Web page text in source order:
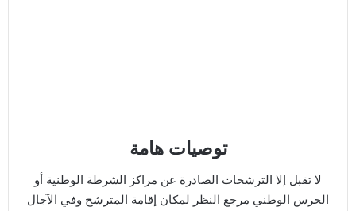
توصيات هامة
لا تقبل إلا الترشحات الصادرة عن مراكز الشرطة الوطنية أو
الحرس الوطني مرجع النظر لمكان إقامة المترشح وفي الآجال